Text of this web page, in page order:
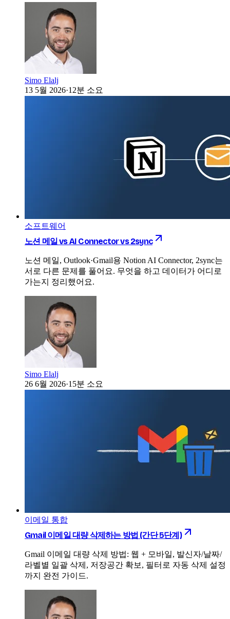
Simo Elalj
13 5월 2026·12분 소요
소프트웨어
노션 메일 vs AI Connector vs 2sync
노션 메일, Outlook·Gmail용 Notion AI Connector, 2sync는
서로 다른 문제를 풀어요. 무엇을 하고 데이터가 어디로
가는지 정리했어요.
Simo Elalj
26 6월 2026·15분 소요
이메일 통합
Gmail 이메일 대량 삭제하는 방법 (간단 5단계)
Gmail 이메일 대량 삭제 방법: 웹 + 모바일, 발신자/날짜/
라벨별 일괄 삭제, 저장공간 확보, 필터로 자동 삭제 설정
까지 완전 가이드.